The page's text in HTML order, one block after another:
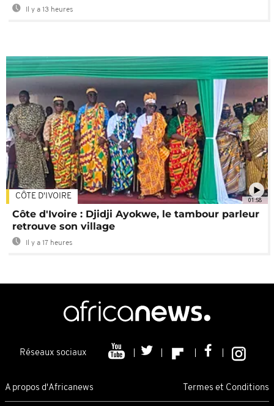
Il y a 13 heures
01:58
CÔTE D'IVOIRE
Côte d'Ivoire : Djidji Ayokwe, le tambour parleur
retrouve son village
Il y a 17 heures
Réseaux sociaux
A propos d'Africanews Termes et Conditions